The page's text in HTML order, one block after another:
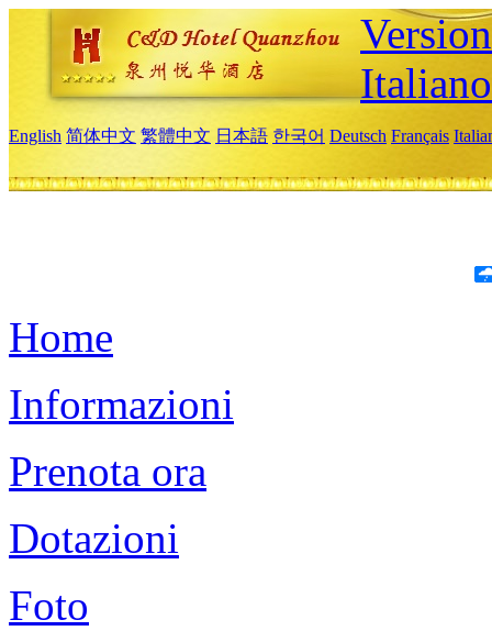
Italiano
English 简体中文 繁體中文 日本語 한국어 Deutsch Français
Home
Informazioni
Prenota ora
Dotazioni
Foto